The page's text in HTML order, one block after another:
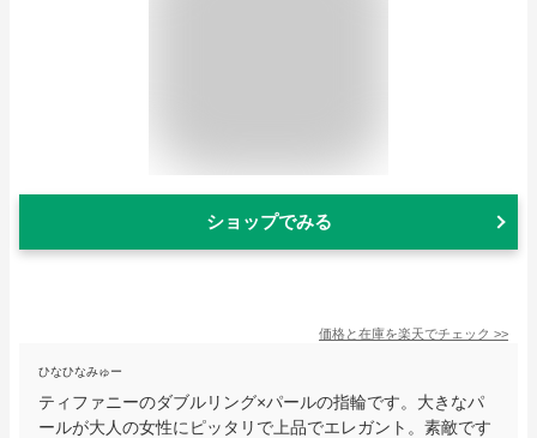
ショップでみる
価格と在庫を楽天でチェック >>
ひなひなみゅー
ティファニーのダブルリング×パールの指輪です。大きなパ
ールが大人の女性にピッタリで上品でエレガント。素敵です